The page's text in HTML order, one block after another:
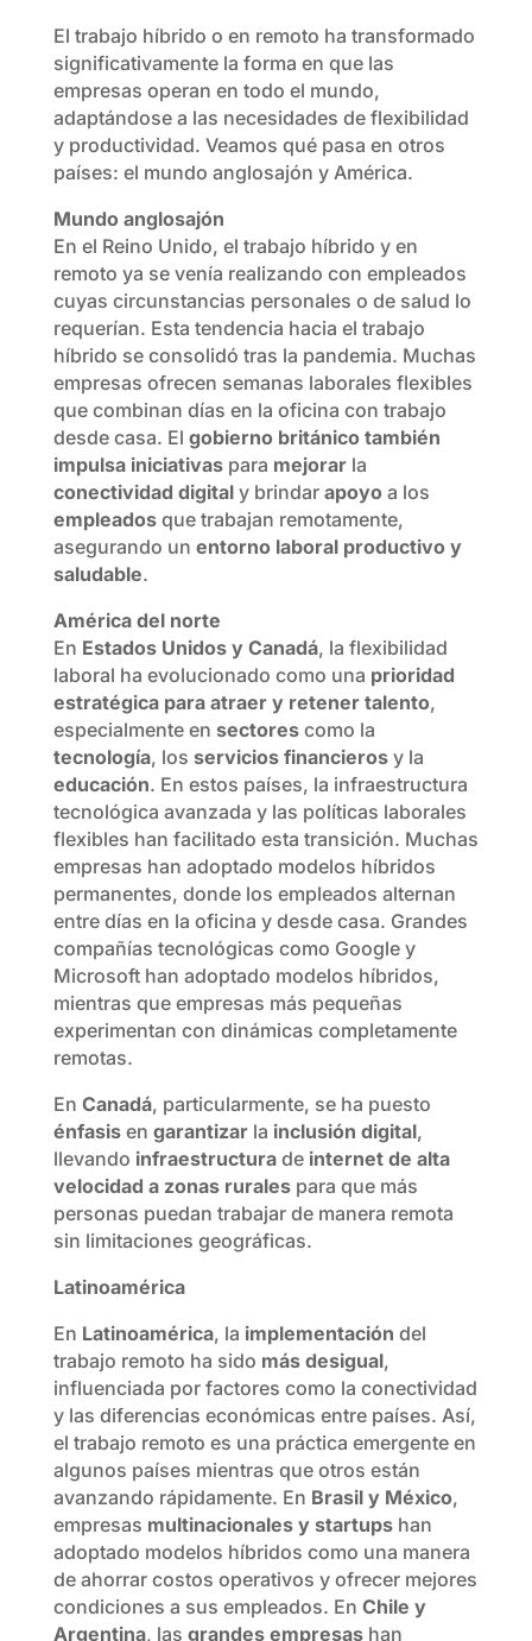
El trabajo híbrido o en remoto ha transformado
significativamente la forma en que las
empresas operan en todo el mundo,
adaptándose a las necesidades de flexibilidad
y productividad. Veamos qué pasa en otros
países: el mundo anglosajón y América.
Mundo anglosajón
En el Reino Unido, el trabajo híbrido y en
remoto ya se venía realizando con empleados
cuyas circunstancias personales o de salud lo
requerían. Esta tendencia hacia el trabajo
híbrido se consolidó tras la pandemia. Muchas
empresas ofrecen semanas laborales flexibles
que combinan días en la oficina con trabajo
desde casa. El gobierno británico también
impulsa iniciativaspara mejorarla
conectividad digitaly brindar apoyoa los
empleadosque trabajan remotamente,
asegurando un entorno laboral productivo y
saludable.
América del norte
En Estados Unidos y Canadá, la flexibilidad
laboral ha evolucionado como una prioridad
estratégica para atraer y retener talento,
especialmente en sectorescomo la
tecnología, los servicios financierosy la
educación. En estos países, la infraestructura
tecnológica avanzada y las políticas laborales
flexibles han facilitado esta transición. Muchas
empresas han adoptado modelos híbridos
permanentes, donde los empleados alternan
entre días en la oficina y desde casa. Grandes
compañías tecnológicas como Google y
Microsoft han adoptado modelos híbridos,
mientras que empresas más pequeñas
experimentan con dinámicas completamente
remotas.
En Canadá, particularmente, se ha puesto
énfasisen garantizarla inclusión digital,
llevando infraestructurade internet de alta
velocidad a zonas ruralespara que más
personas puedan trabajar de manera remota
sin limitaciones geográficas.
Latinoamérica
En Latinoamérica, la implementación del
trabajo remoto ha sido más desigual,
influenciada por factores como la conectividad
y las diferencias económicas entre países. Así,
el trabajo remoto es una práctica emergente en
algunos países mientras que otros están
avanzando rápidamente. En Brasil y México,
empresas multinacionales y startupshan
adoptado modelos híbridos como una manera
de ahorrar costos operativos y ofrecer mejores
condiciones a sus empleados. En Chile y
Argentina, las grandes empresashan